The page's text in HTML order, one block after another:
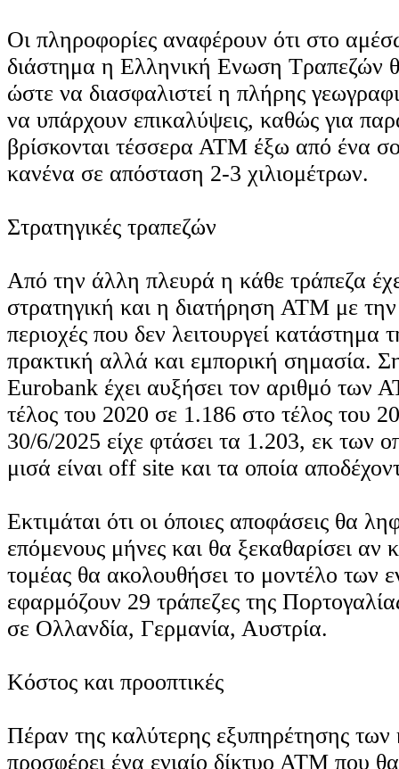
Οι πληροφορίες αναφέρουν ότι στο
διάστημα η Ελληνική Ενωση Τραπεζών
ώστε να διασφαλιστεί η πλήρης
να υπάρχουν επικαλύψεις, καθώς για
βρίσκονται τέσσερα ΑΤΜ έξω από ένα
κανένα σε απόσταση 2-3 χιλιομέτρων.
Στρατηγικές τραπεζών
Από την άλλη πλευρά η κάθε τράπεζα
στρατηγική και η διατήρηση ΑΤΜ με
περιοχές που δεν λειτουργεί κατάστημα
πρακτική αλλά και εμπορική σημασία.
Eurobank έχει αυξήσει τον αριθμό των
τέλος του 2020 σε 1.186 στο τέλος του
30/6/2025 είχε φτάσει τα 1.203, εκ των
μισά είναι off site και τα οποία
Εκτιμάται ότι οι όποιες αποφάσεις θα
επόμενους μήνες και θα ξεκαθαρίσει αν
τομέας θα ακολουθήσει το μοντέλο των
εφαρμόζουν 29 τράπεζες της
σε Ολλανδία, Γερμανία, Αυστρία.
Κόστος και προοπτικές
Πέραν της καλύτερης εξυπηρέτησης
προσφέρει ένα ενιαίο δίκτυο ΑΤΜ που